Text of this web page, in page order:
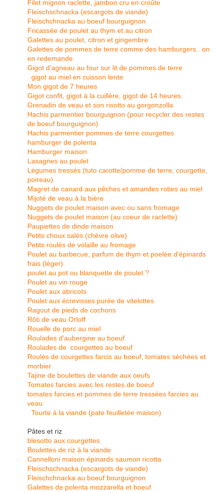
Filet mignon raclette, jambon cru en croûte
Fleischschnacka (escargots de viande)
Fleischchnacka au boeuf bourguignon
Fricassée de poulet au thym et au citron
Galettes au poulet, citron et gingembre
Galettes de pommes de terre comme des hamburgers.. on
en redemande
Gigot d'agneau au four sur lit de pommes de terre
gigot au miel en cuisson lente
Mon gigot de 7 heures
Gigot confit, gigot à la cuillère, gigot de 14 heures
Grenadin de veau et son risotto au gorgonzolla
Hachis parmentier bourguignon (pour recycler des restes
de boeuf bourguignon)
Hachis parmentier pommes de terre courgettes
hamburger de polenta
Hamburger maison
Lasagnes au poulet
Légumes tressés (tuto carotte/pomme de terre, courgette,
poireau)
Magret de canard aux pêches et amandes roties au miel
Mijoté de veau à la bière
Nuggets de poulet maison avec ou sans fromage
Nuggets de poulet maison (au coeur de raclette)
Paupiettes de dinde maison
Petits choux salés (chèvre olive)
Petits roulés de volaille au fromage
Poulet au barbecue, parfum de thym et poelée d'épinards
frais (léger)
poulet au pot ou blanquette de poulet ?
Poulet au vin rouge
Poulet aux abricots
Poulet aux écrevisses purée de vitelottes
Ragout de pieds de cochons
Rôti de veau Orloff
Rouelle de porc au miel
Roulades d'aubergine au boeuf
Roulades de courgettes au boeuf
Roulés de courgettes farcis au boeuf, tomates séchées et
morbier
Tajine de boulettes de viande aux oeufs
Tomates farcies avec les restes de boeuf
tomates farcies et pommes de terre tressées farcies au
veau
Tourte à la viande (pate feuilletée maison)
Pâtes et riz
blesotto aux courgettes
Boulettes de riz à la viande
Cannelloni maison épinards saumon ricotta
Fleischschnacka (escargots de viande)
Fleischchnacka au boeuf bourguignon
Galettes de polenta mozzarella et boeuf